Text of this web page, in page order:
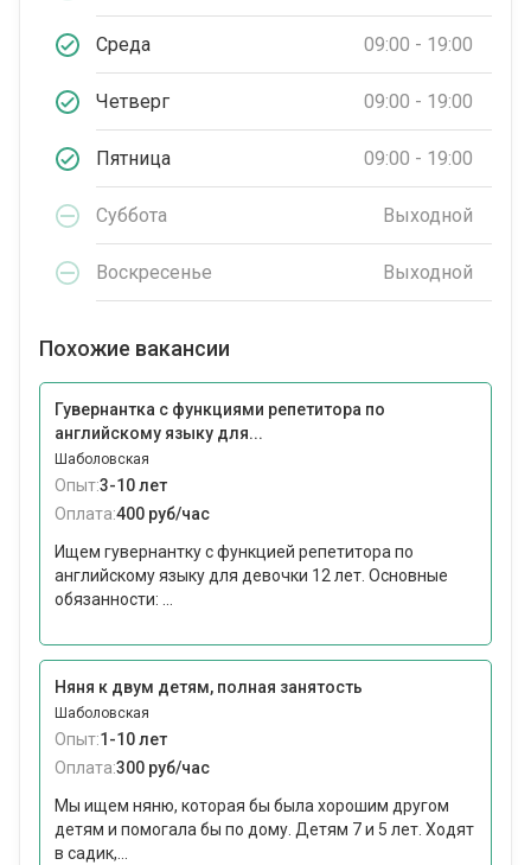
Среда 09:00 - 19:00
Четверг 09:00 - 19:00
Пятница 09:00 - 19:00
Суббота Выходной
Воскресенье Выходной
Похожие вакансии
Гувернантка с функциями репетитора по
английскому языку для...
Шаболовская
Опыт:3-10 лет
Оплата:400 руб/час
Ищем гувернантку с функцией репетитора по
английскому языку для девочки 12 лет. Основные
обязанности: ...
Няня к двум детям, полная занятость
Шаболовская
Опыт:1-10 лет
Оплата:300 руб/час
Мы ищем няню, которая бы была хорошим другом
детям и помогала бы по дому. Детям 7 и 5 лет. Ходят
в садик,...